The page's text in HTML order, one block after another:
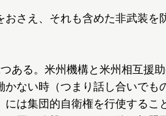
さえ、それも含めた非武装を
ある。米州機構と米州相互援
ない時（つまり話し合いでも
は集団的自衛権を行使するこ